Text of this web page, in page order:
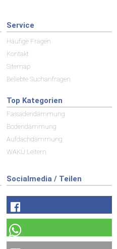
Service
Häufige Fragen
Kontakt
Sitemap
Beliebte Suchanfragen
Top Kategorien
Fassadendämmung
Bodendämmung
Aufdachdämmung
WAKÜ Leitern
Socialmedia / Teilen